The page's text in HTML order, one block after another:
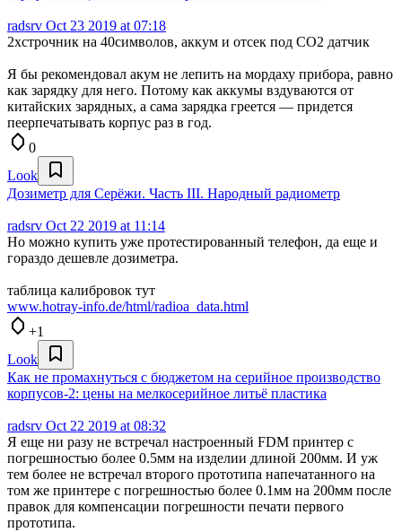
radsrv Oct 23 2019 at 07:18
2хстрочник на 40символов, аккум и отсек под СО2 датчик
Я бы рекомендовал акум не лепить на мордаху прибора, равно
как зарядку для него. Потому как аккумы вздуваются от
китайских зарядных, а сама зарядка греется — придется
пеерпечатывать корпус раз в год.
0
Look
Дозиметр для Серёжи. Часть III. Народный радиометр
radsrv Oct 22 2019 at 11:14
Но можно купить уже протестированный телефон, да еще и
гораздо дешевле дозиметра.
таблица калибровок тут
www.hotray-info.de/html/radioa_data.html
+1
Look
Как не промахнуться с бюджетом на серийное производство
корпусов-2: цены на мелкосерийное литьё пластика
radsrv Oct 22 2019 at 08:32
Я еще ни разу не встречал настроенный FDM принтер с
погрешностью более 0.5мм на изделии длиной 200мм. И уж
тем более не встречал второго прототипа напечатанного на
том же принтере с погрешностью более 0.1мм на 200мм после
правок для компенсации погрешности печати первого
прототипа.